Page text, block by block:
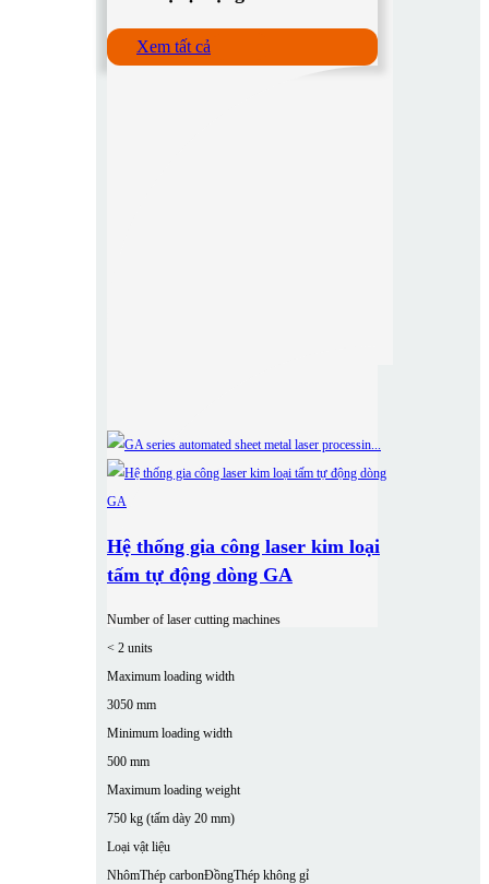
Xem tất cả
Hệ thống gia công laser kim loại
tấm tự động dòng GA
Number of laser cutting machines
< 2 units
Maximum loading width
3050 mm
Minimum loading width
500 mm
Maximum loading weight
750 kg (tấm dày 20 mm)
Loại vật liệu
NhômThép carbonĐồngThép không gỉ